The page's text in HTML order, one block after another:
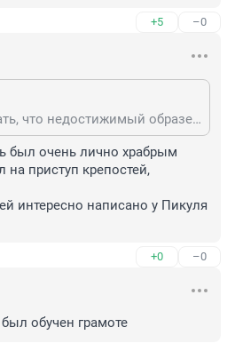
+5 –0
можно даже сказать, что недостижимый образец российского коррупционера. Дело в том, что Меншиков, при всем этом, все же был довольно деятельным, поэтому Петр I , хотя и поколачивал его за воровство, но все же не отправлял совсем уж восвояси. Ему Меншиков был нужен. наши нынешние коррупционеры в этом плане, все же, выглядят полными антиподами. Что ни дай - все провалят. Даже если не своруют, то все равно провалят.
был очень лично храбрым
приступ крепостей,
интересно написано у Пикуля
+0 –0
обучен грамоте